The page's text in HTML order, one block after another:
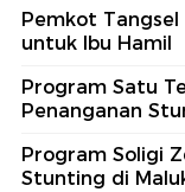
Pemkot Tangsel
untuk Ibu Hamil
Program Satu
Penanganan
Program Soligi
Stunting di